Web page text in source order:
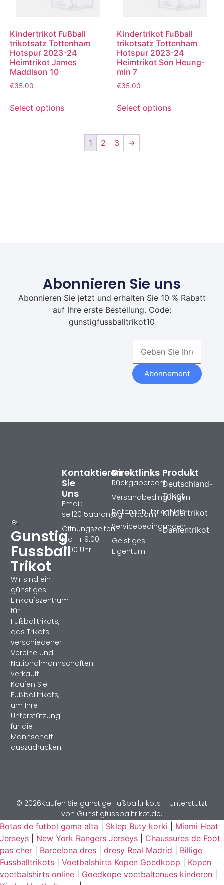
Kindertrikot Fußball
trikotsatz Tottenham
Hotspur 2023-24
Heimtrikot James
Maddison 10
€35.00
Select options
Kindertrikot Fußball
trikotsatz Tottenham
Hotspur 2023-24
Heimtrikot Son Heung-
min 7
€35.00
Select options
1 2 3 →
Abonnieren Sie uns
Abonnieren Sie jetzt und erhalten Sie 10 % Rabatt
auf Ihre erste Bestellung. Code:
gunstigfussballtrikot10
Abonnement
Gunstig
Fussball
Trikot
Wir sind ein
günstiges
Einkaufszentrum
für
Fußballtrikots,
das Trikots
verschiedener
Vereine und
Nationalmannschaften
verkauft.
Kaufen Sie
Fußballtrikots,
um Ihre
Unterstützung
für die
Mannschaft
auszudrücken!
Produkt
Deutschland-
Trikot
Kindertrikot
Damentrikot
Direktlinks
Rückgaberecht
Versandbedingungen
Datenschutzrichtlinie
Servicebedingungen
Geistiges
Eigentum
Kontaktieren
Sie
Uns
Email:
sell2015aaron@gmail.com
Öffnungszeiten:
Mo-Fr 9:00 -
17:00 Uhr
© 2026Kaufen Sie günstige Fußballtrikots – Unterstützt
von Gunstigfussballtrikot.de.
Botas de futbol gama alta
Sklep Buty korki
Miami Heat
Jerseys
New York Rangers Jerseys
Chaussures de Foot
pas cher
Barcelona dres dresy Real Madrid
Billige
Fussballtrikots
Voetbalshirts Kopen Goedkoop
Kopen
voetbalshirts online
Goedkope voetbaltenues kinderen